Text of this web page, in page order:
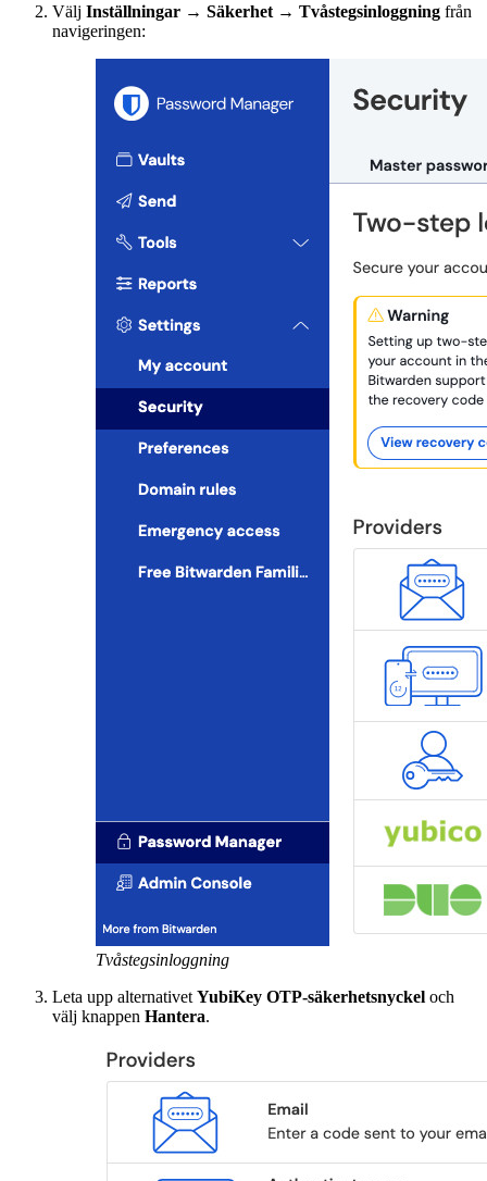
Välj Inställningar → Säkerhet → Tvåstegsinloggning från
navigeringen:
Tvåstegsinloggning
Leta upp alternativet YubiKey OTP-säkerhetsnyckel och
välj knappen Hantera.